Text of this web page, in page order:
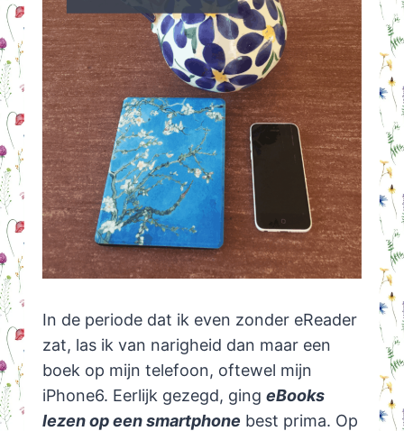
In de periode dat ik even zonder eReader
zat, las ik van narigheid dan maar een
boek op mijn telefoon, oftewel mijn
iPhone6. Eerlijk gezegd, ging eBooks
lezen op een smartphone best prima. Op